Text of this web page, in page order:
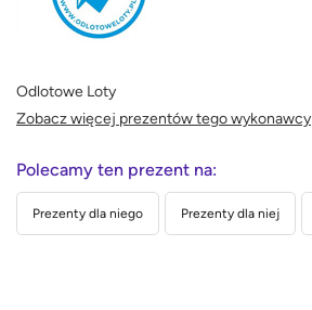
Odlotowe Loty
Zobacz więcej prezentów tego wykonawcy
Polecamy ten prezent na:
Prezenty dla niego Prezenty dla niej